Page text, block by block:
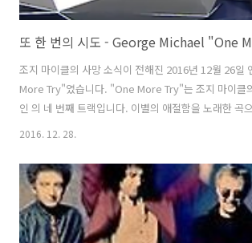
또 한 번의 시도 - George Michael "One
조지 마이클의 사망 소식이 전해진 2016년 12월 26일
More Try"였습니다. "One More Try"는 조지 마이클
인 의 네 번째 트랙입니다. 이별의 애절함을 노래한 곡
내야 하는 안타까움을 표현한 선곡으로 보입니다. 조지
Failure)으로 밝혀졌다고 합니다. 고교 동창 앤드류 리
Ridgeley)와 함께 Wham!으로 데뷔, "Last
가 크리스마스 기간에 세상을 떠났다는 사실은 사람들
프게 하고 있습니다. 에서 Queen의 "Somebody To
2016. 12. 28.